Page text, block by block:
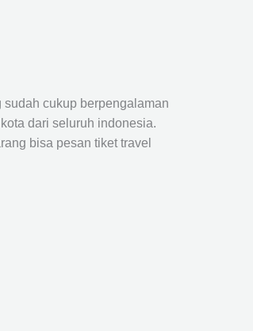
sudah cukup berpengalaman
dari seluruh indonesia.
bisa pesan tiket travel